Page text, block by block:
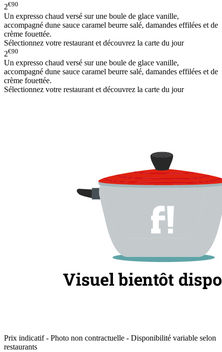
2€90
Un expresso chaud versé sur une boule de glace vanille,
accompagné dune sauce caramel beurre salé, damandes effilées et de
crème fouettée.
Sélectionnez votre restaurant et découvrez la carte du jour
2€90
Un expresso chaud versé sur une boule de glace vanille,
accompagné dune sauce caramel beurre salé, damandes effilées et de
crème fouettée.
Sélectionnez votre restaurant et découvrez la carte du jour
Prix indicatif - Photo non contractuelle - Disponibilité variable selon
restaurants